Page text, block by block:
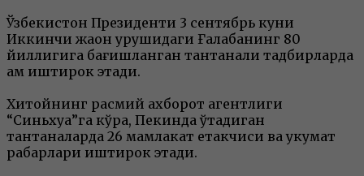
Ўзбекистон Президенти 3 сентябрь куни
Иккинчи жаҳон урушидаги Ғалабанинг 80
йиллигига бағишланган тантанали тадбирларда
ҳам иштирок этади.
Хитойнинг расмий ахборот агентлиги
“Синьхуа”га кўра, Пекинда ўтадиган
тантаналарда 26 мамлакат етакчиси ва ҳукумат
раҳбарлари иштирок этади.